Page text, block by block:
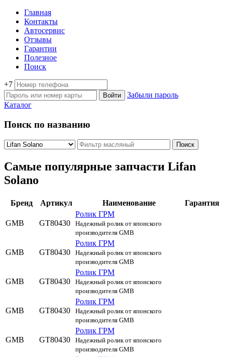
Главная
Контакты
Автосервис
Отзывы
Гарантии
Полезное
Поиск
+7
Забыли пароль
Каталог
Поиск по названию
Самые популярные запчасти Lifan
Solano
Бренд Артикул Наименование Гарантия
GMB GT80430
Ролик ГРМ
Надежный ролик от японского
производителя GMB
GMB GT80430
Ролик ГРМ
Надежный ролик от японского
производителя GMB
GMB GT80430
Ролик ГРМ
Надежный ролик от японского
производителя GMB
GMB GT80430
Ролик ГРМ
Надежный ролик от японского
производителя GMB
GMB GT80430
Ролик ГРМ
Надежный ролик от японского
производителя GMB